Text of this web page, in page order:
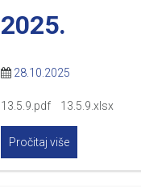
2025.
28.10.2025
13.5.9.pdf 13.5.9.xlsx
Pročitaj više